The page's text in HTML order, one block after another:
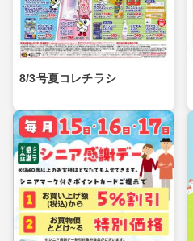
8/3号夏コレチラシ